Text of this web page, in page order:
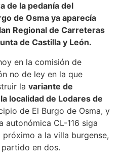
de la pedanía del
de Osma ya aparecía
Regional de Carreteras
de Castilla y León.
en la comisión de
no de ley en la que
la variante de
localidad de Lodares de
de El Burgo de Osma, y
autonómica CL-116 siga
a la villa burgense,
en dos.